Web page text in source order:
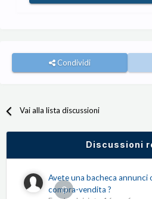
Condividi
Vai alla lista discussioni
Discussioni
0
Avete una bacheca annunci
compra-vendita ?